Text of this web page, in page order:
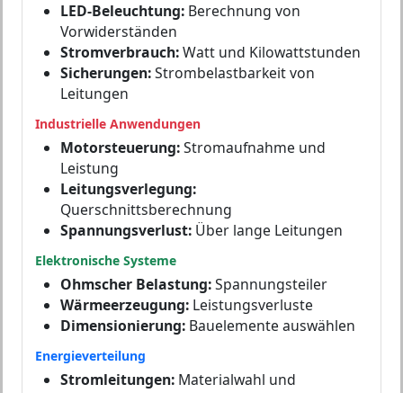
LED-Beleuchtung: Berechnung von
Vorwiderständen
Stromverbrauch:Watt und Kilowattstunden
Sicherungen:Strombelastbarkeit von
Leitungen
Industrielle Anwendungen
Motorsteuerung:Stromaufnahme und
Leistung
Leitungsverlegung:
Querschnittsberechnung
Spannungsverlust: Über lange Leitungen
Elektronische Systeme
Ohmscher Belastung:Spannungsteiler
Wärmeerzeugung: Leistungsverluste
Dimensionierung: Bauelemente auswählen
Energieverteilung
Stromleitungen: Materialwahl und